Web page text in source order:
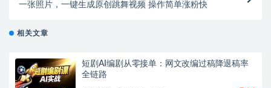
一张照片，一键生成原创跳舞视频 操作简单涨粉快
相关文章
短剧AI编剧从零接单：网文改编过稿降退稿率
全链路